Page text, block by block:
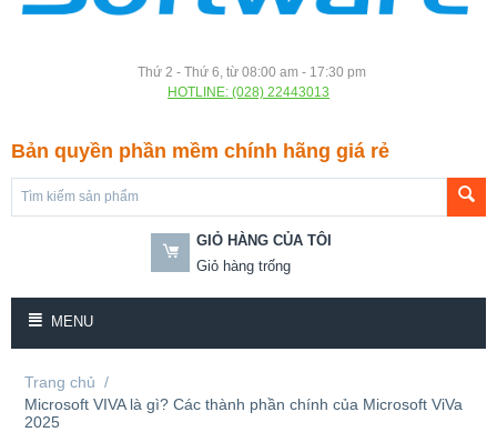
Thứ 2 - Thứ 6, từ 08:00 am - 17:30 pm
HOTLINE: (028) 22443013
Bản quyền phần mềm chính hãng giá rẻ
GIỎ HÀNG CỦA TÔI
Giỏ hàng trống
MENU
Trang chủ /
Microsoft VIVA là gì? Các thành phần chính của Microsoft ViVa
2025